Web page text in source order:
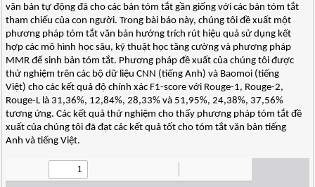
văn bản tự động đã cho các bản tóm tắt gần giống với các bản tóm tắt
tham chiếu của con người. Trong bài báo này, chúng tôi đề xuất một
phương pháp tóm tắt văn bản hướng trích rút hiệu quả sử dụng kết
hợp các mô hình học sâu, kỹ thuật học tăng cường và phương pháp
MMR để sinh bản tóm tắt. Phương pháp đề xuất của chúng tôi được
thử nghiệm trên các bộ dữ liệu CNN (tiếng Anh) và Baomoi (tiếng
Việt) cho các kết quả độ chính xác F1-score với Rouge-1, Rouge-2,
Rouge-L là 31,36%, 12,84%, 28,33% và 51,95%, 24,38%, 37,56%
tương ứng. Các kết quả thử nghiệm cho thấy phương pháp tóm tắt đề
xuất của chúng tôi đã đạt các kết quả tốt cho tóm tắt văn bản tiếng
Anh và tiếng Việt.